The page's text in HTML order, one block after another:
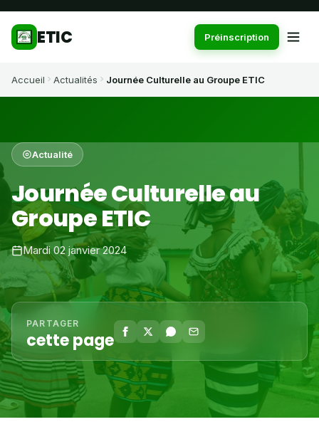
ETIC Préinscription
Accueil Actualités Journée Culturelle au Groupe ETIC
Actualité
Journée Culturelle au
Groupe ETIC
Mardi 02 janvier 2024
PARTAGER
cette page